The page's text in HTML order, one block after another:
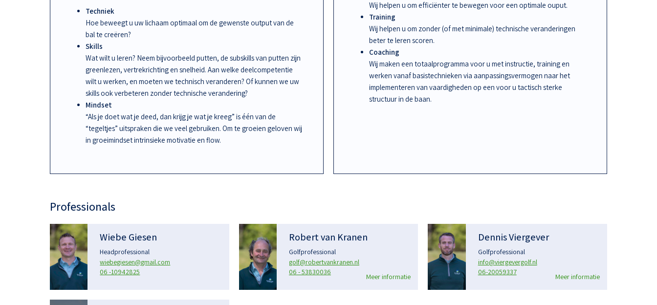
Techniek
Hoe beweegt u uw lichaam optimaal om de gewenste output van de
bal te creëren?
Skills
Wat wilt u leren? Neem bijvoorbeeld putten, de subskills van putten zijn
greenlezen, vertrekrichting en snelheid. Aan welke deelcompetentie
wilt u werken, en moeten we technisch veranderen? Of kunnen we uw
skills ook verbeteren zonder technische verandering?
Mindset
“Als je doet wat je deed, dan krijg je wat je kreeg” is één van de
“tegeltjes” uitspraken die we veel gebruiken. Om te groeien geloven wij
in groeimindset intrinsieke motivatie en flow.
Wij helpen u om efficiënter te bewegen voor een optimale ouput.
Training
Wij helpen u om zonder (of met minimale) technische veranderingen
beter te leren scoren.
Coaching
Wij maken een totaalprogramma voor u met instructie, training en
werken vanaf basistechnieken via aanpassingsvermogen naar het
implementeren van vaardigheden op een voor u tactisch sterke
structuur in de baan.
Professionals
Wiebe Giesen
Headprofessional
wiebegiesen@gmail.com
06 -10942825
Robert van Kranen
Golfprofessional
golf@robertvankranen.nl
06 - 53830036
Meer informatie
Dennis Viergever
Golfprofessional
info@viergevergolf.nl
06-20059337
Meer informatie